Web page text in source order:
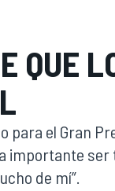
QUE
para el Gran
importante
de mí”.